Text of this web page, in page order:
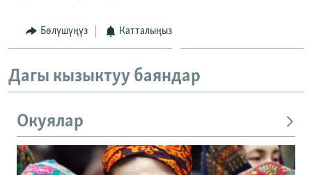
Бөлүшүңүз Катталыңыз
Дагы кызыктуу баяндар
Окуялар